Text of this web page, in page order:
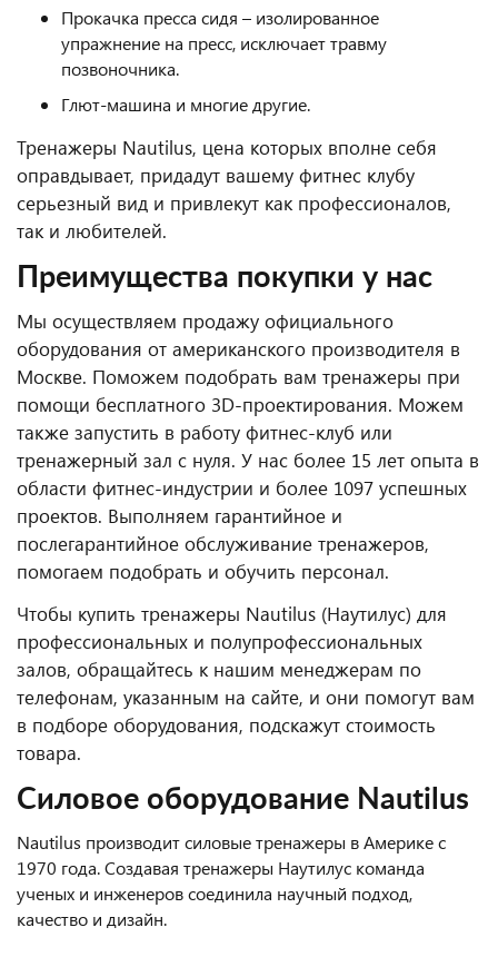
Прокачка пресса сидя – изолированное
упражнение на пресс, исключает травму
позвоночника.
Глют-машина и многие другие.
Тренажеры Nautilus, цена которых вполне себя
оправдывает, придадут вашему фитнес клубу
серьезный вид и привлекут как профессионалов,
так и любителей.
Преимущества покупки у нас
Мы осуществляем продажу официального
оборудования от американского производителя в
Москве. Поможем подобрать вам тренажеры при
помощи бесплатного 3D-проектирования. Можем
также запустить в работу фитнес-клуб или
тренажерный зал с нуля. У нас более 15 лет опыта в
области фитнес-индустрии и более 1097 успешных
проектов. Выполняем гарантийное и
послегарантийное обслуживание тренажеров,
помогаем подобрать и обучить персонал.
Чтобы купить тренажеры Nautilus (Наутилус) для
профессиональных и полупрофессиональных
залов, обращайтесь к нашим менеджерам по
телефонам, указанным на сайте, и они помогут вам
в подборе оборудования, подскажут стоимость
товара.
Силовое оборудование Nautilus
Nautilus производит силовые тренажеры в Америке c
1970 года. Создавая тренажеры Наутилус команда
ученых и инженеров соединила научный подход,
качество и дизайн.